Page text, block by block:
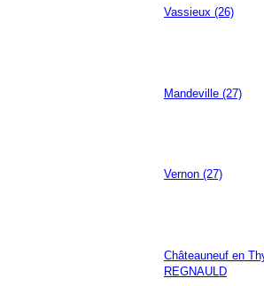
Vassieux (26)
Mandeville (27)
Vernon (27)
Châteauneuf en
REGNAULD